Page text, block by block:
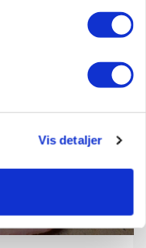
Vis detaljer